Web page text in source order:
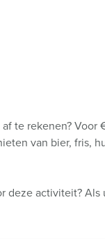
te rekenen? Voor
van bier, fris,
deze activiteit?